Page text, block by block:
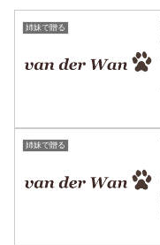
姉妹で贈る
姉妹で贈る